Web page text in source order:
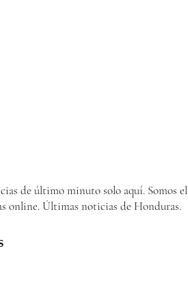
de último minuto solo aquí. Somos el
online. Últimas noticias de Honduras.